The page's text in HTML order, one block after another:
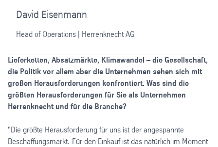
David Eisenmann
Head of Operations | Herrenknecht AG
Lieferketten, Absatzmärkte, Klimawandel – die Gesellschaft,
die Politik vor allem aber die Unternehmen sehen sich mit
großen Herausforderungen konfrontiert. Was sind die
größten Herausforderungen für Sie als Unternehmen
Herrenknecht und für die Branche?
"Die größte Herausforderung für uns ist der angespannte
Beschaffungsmarkt. Für den Einkauf ist das natürlich im Moment